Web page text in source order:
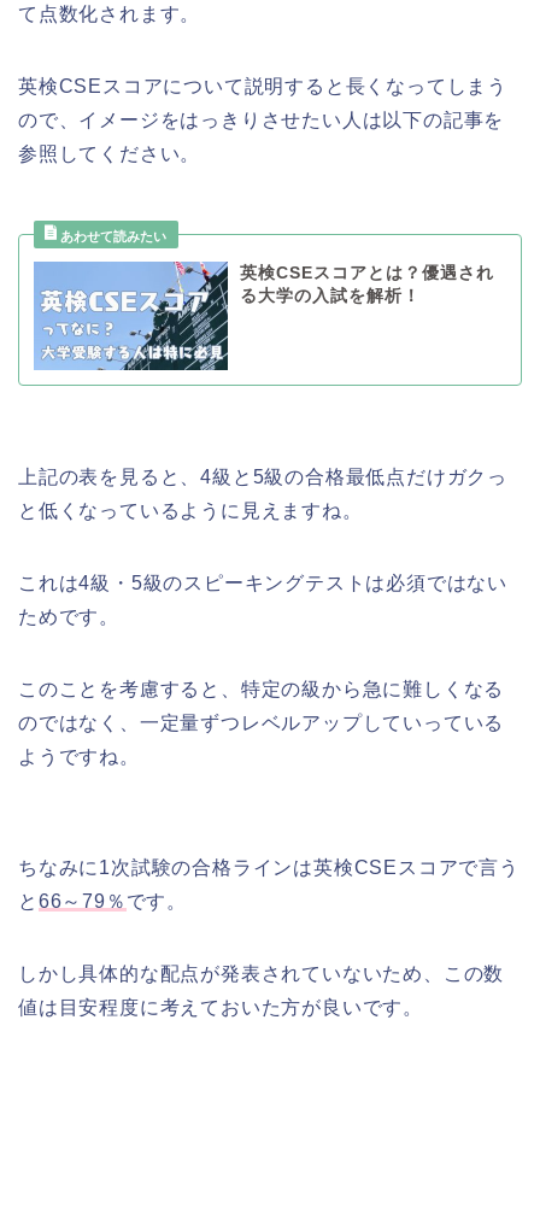
て点数化されます。
英検CSEスコアについて説明すると長くなってしまう
ので、イメージをはっきりさせたい人は以下の記事を
参照してください。
英検CSEスコアとは？優遇され
る大学の入試を解析！
上記の表を見ると、4級と5級の合格最低点だけガクっ
と低くなっているように見えますね。
これは4級・5級のスピーキングテストは必須ではない
ためです。
このことを考慮すると、特定の級から急に難しくなる
のではなく、一定量ずつレベルアップしていっている
ようですね。
ちなみに1次試験の合格ラインは英検CSEスコアで言う
と 66～79％ です。
しかし具体的な配点が発表されていないため、この数
値は目安程度に考えておいた方が良いです。